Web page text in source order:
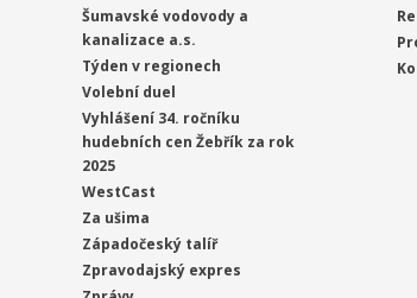
Šumavské vodovody a
kanalizace a.s.
Týden v regionech
Volební duel
Vyhlášení 34. ročníku
hudebních cen Žebřík za rok
2025
WestCast
Za ušima
Západočeský talíř
Zpravodajský expres